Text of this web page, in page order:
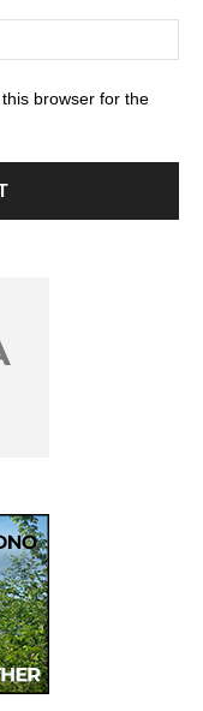
browser for the